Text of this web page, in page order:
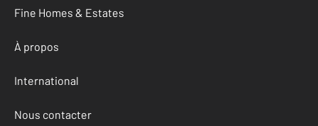
Fine Homes & Estates
À propos
International
Nous contacter